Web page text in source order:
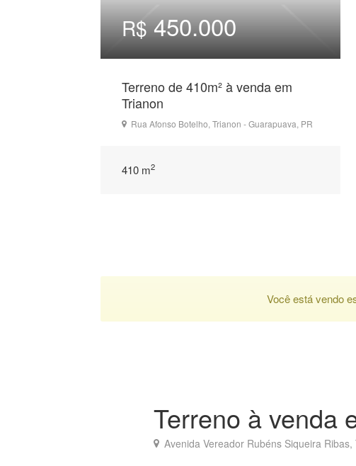
R$450.000
Terreno de 410m² à venda em
Trianon
Rua Afonso Botelho, Trianon - Guarapuava, PR
410 m2
Você está vendo
Terreno à venda
Avenida Vereador Rubéns Siqueira